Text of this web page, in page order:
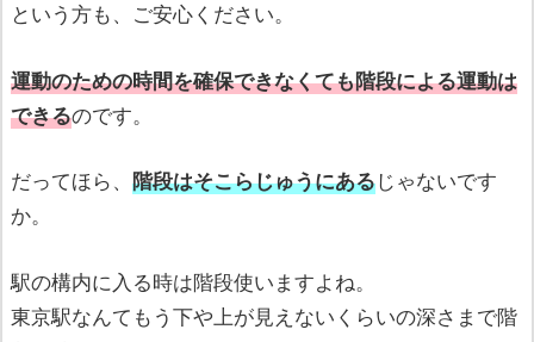
という方も、ご安心ください。
運動のための時間を確保できなくても階段による運動は
できるのです。
だってほら、 階段はそこらじゅうにあるじゃないです
か。
駅の構内に入る時は階段使いますよね。
東京駅なんてもう下や上が見えないくらいの深さまで階